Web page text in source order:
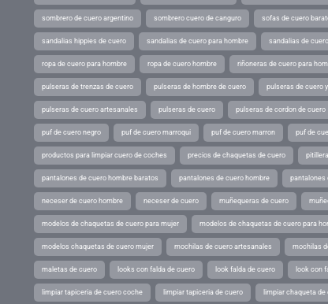
sombrero de cuero argentino sombrero cuero de canguro sofas de cuero
sandalias hippies de cuero sandalias de cuero para hombre sandalias de
ropa de cuero para hombre ropa de cuero hombre riñoneras de cuero para
pulseras de trenzas de cuero pulseras de hombre de cuero pulseras de cuero
pulseras de cuero artesanales pulseras de cuero pulseras de cordon de cuero
puf de cuero negro puf de cuero marroqui puf de cuero marron puf de
productos para limpiar cuero de coches precios de chaquetas de cuero
pantalones de cuero hombre baratos pantalones de cuero hombre pantalones
neceser de cuero hombre neceser de cuero muñequeras de cuero
modelos de chaquetas de cuero para mujer modelos de chaquetas de cuero para
modelos chaquetas de cuero mujer mochilas de cuero artesanales mochilas
maletas de cuero looks con falda de cuero look falda de cuero look con
limpiar tapiceria de cuero coche limpiar tapiceria de cuero limpiar chaqueta de